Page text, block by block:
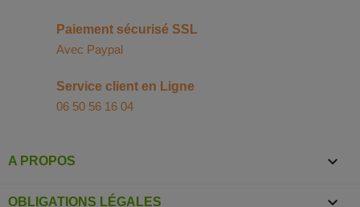
Paiement sécurisé SSL
Avec Paypal
Service client en Ligne
06 50 56 16 04
A PROPOS 
OBLIGATIONS LÉGALES 